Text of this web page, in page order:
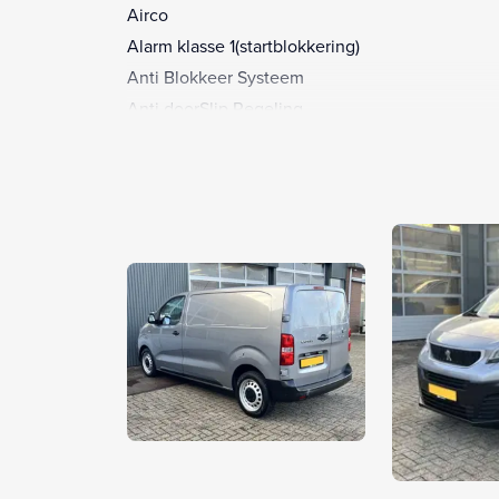
Airco
Alarm klasse 1(startblokkering)
Anti Blokkeer Systeem
Anti doorSlip Regeling
Audio installatie
Bandenspanningscontrolesysteem
Bestuurdersstoel in hoogte verstelbaar
Bluetooth
Bluetooth telefoonvoorbereiding
Boordcomputer